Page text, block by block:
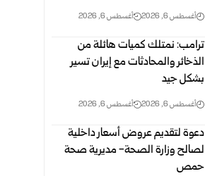
أغسطس 6, 2026 أغسطس 6, 2026
ترامب: نمتلك كميات هائلة من
الذخائر والمحادثات مع إيران تسير
بشكل جيد
أغسطس 6, 2026 أغسطس 6, 2026
دعوة لتقديم عروض أسعار داخلية
لصالح وزارة الصحة- مديرية صحة
حمص